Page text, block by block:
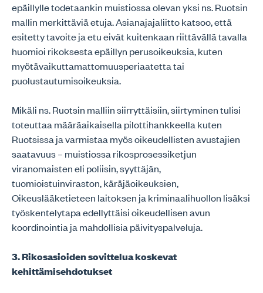
epäillylle todetaankin muistiossa olevan yksi ns. Ruotsin
mallin merkittäviä etuja. Asianajajaliitto katsoo, että
esitetty tavoite ja etu eivät kuitenkaan riittävällä tavalla
huomioi rikoksesta epäillyn perusoikeuksia, kuten
myötävaikuttamattomuusperiaatetta tai
puolustautumisoikeuksia.
Mikäli ns. Ruotsin malliin siirryttäisiin, siirtyminen tulisi
toteuttaa määräaikaisella pilottihankkeella kuten
Ruotsissa ja varmistaa myös oikeudellisten avustajien
saatavuus – muistiossa rikosprosessiketjun
viranomaisten eli poliisin, syyttäjän,
tuomioistuinviraston, käräjäoikeuksien,
Oikeuslääketieteen laitoksen ja kriminaalihuollon lisäksi
työskentelytapa edellyttäisi oikeudellisen avun
koordinointia ja mahdollisia päivityspalveluja.
3. Rikosasioiden sovittelua koskevat
kehittämisehdotukset